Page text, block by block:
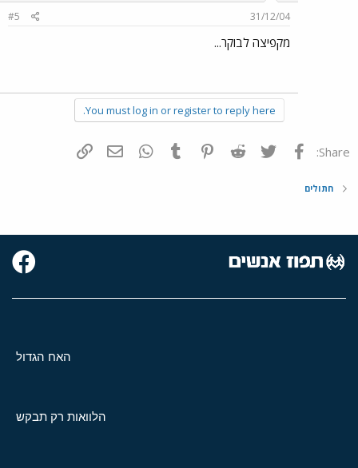
31/12/04
#5
מקפיצה לבוקר...
You must log in or register to reply here.
Share: פייסבוק Twitter
Reddit
Pinterest
Tumblr
WhatsAppדואר אלקטרוני
חתולים
האח הגדול
הלוואות רק תבקש